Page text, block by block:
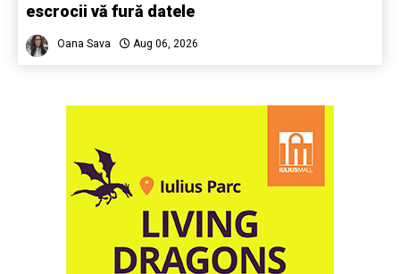
escrocii vă fură datele
Oana Sava Aug 06, 2026